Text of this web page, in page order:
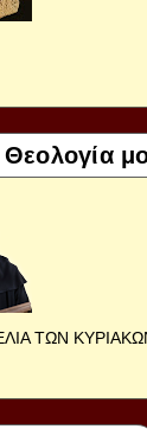
ΤΩΝ